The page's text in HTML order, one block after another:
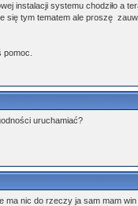
instalacji systemu chodziło a
się tym tematem ale proszę
uruchamiać?
nic do rzeczy ja sam mam win